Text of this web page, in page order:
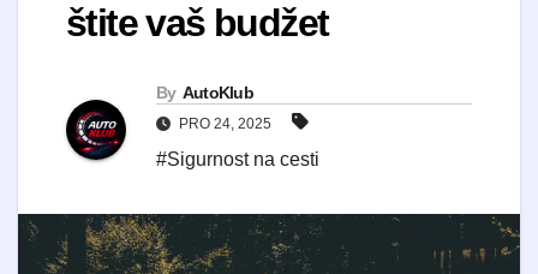
štite vaš budžet
By AutoKlub
PRO 24, 2025
#Sigurnost na cesti